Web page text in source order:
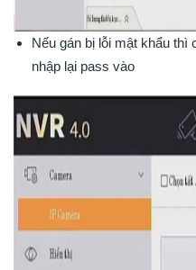
Nếu gán bị lỗi mật khẩu thì
nhập lại pass vào